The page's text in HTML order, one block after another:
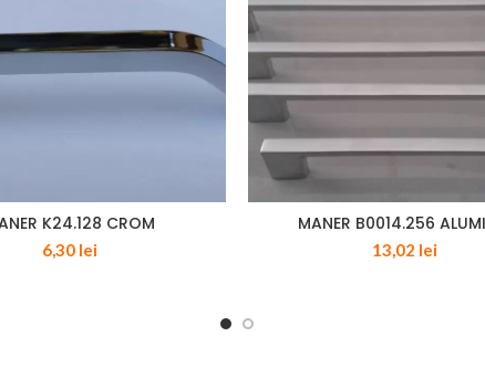
K24.128 CROM
6,30 lei
MANER B0014.256
13,02 lei